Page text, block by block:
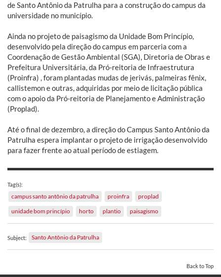
de Santo Antônio da Patrulha para a construção do campus da
universidade no município.
Ainda no projeto de paisagismo da Unidade Bom Princípio,
desenvolvido pela direção do campus em parceria com a
Coordenação de Gestão Ambiental (SGA), Diretoria de Obras e
Prefeitura Universitária, da Pró-reitoria de Infraestrutura
(Proinfra) , foram plantadas mudas de jerivás, palmeiras fênix,
callistemon e outras, adquiridas por meio de licitação pública
com o apoio da Pró-reitoria de Planejamento e Administração
(Proplad).
Até o final de dezembro, a direção do Campus Santo Antônio da
Patrulha espera implantar o projeto de irrigação desenvolvido
para fazer frente ao atual período de estiagem.
Tag(s):
campus santo antônio da patrulha proinfra
proplad
unidade bom princípio
horto plantio paisagismo
Subject: Santo Antônio da Patrulha
Back to Top